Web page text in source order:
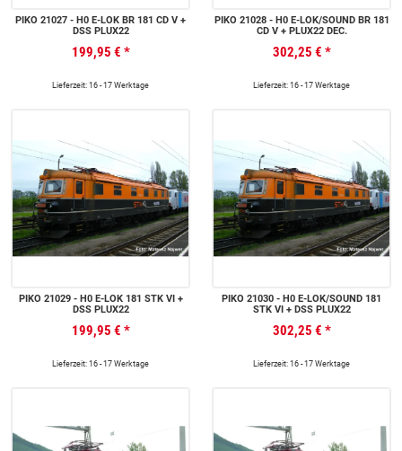
PIKO 21027 - H0 E-LOK BR 181 CD V +
DSS PLUX22
199,95 € *
Lieferzeit: 16 - 17 Werktage
PIKO 21028 - H0 E-LOK/SOUND BR 181
CD V + PLUX22 DEC.
302,25 € *
Lieferzeit: 16 - 17 Werktage
PIKO 21029 - H0 E-LOK 181 STK VI +
DSS PLUX22
199,95 € *
Lieferzeit: 16 - 17 Werktage
PIKO 21030 - H0 E-LOK/SOUND 181
STK VI + DSS PLUX22
302,25 € *
Lieferzeit: 16 - 17 Werktage